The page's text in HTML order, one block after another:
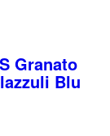
Granato
Blu